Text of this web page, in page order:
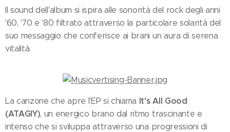
Il sound dell'album si ispira alle sonorità del rock degli anni
'60, '70 e '80 filtrato attraverso la particolare solarità del
suo messaggio che conferisce ai brani un aura di serena
vitalità.
La canzone che apre l'EP si chiama It's All Good
(ATAGIY), un energico brano dal ritmo trascinante e
intenso che si sviluppa attraverso una progressioni di